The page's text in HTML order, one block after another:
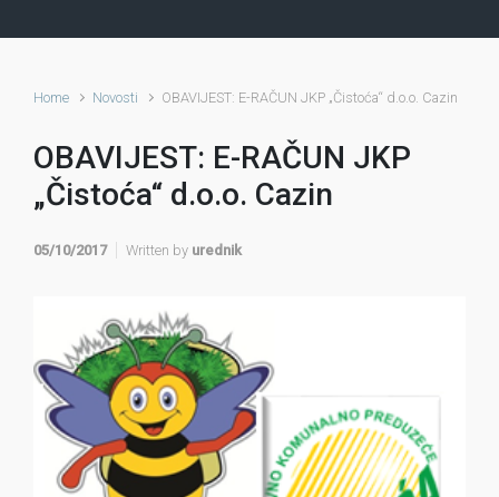
Home Novosti OBAVIJEST: E-RAČUN JKP „Čistoća“ d.o.o. Cazin
OBAVIJEST: E-RAČUN JKP
„Čistoća“ d.o.o. Cazin
05/10/2017 Written by urednik